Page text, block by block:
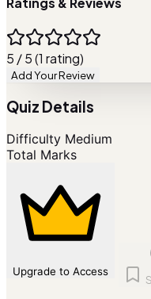
5 / 5 (1 rating)
Add Your Review
Quiz Details
Difficulty Medium
Total Marks
Upgrade to Access